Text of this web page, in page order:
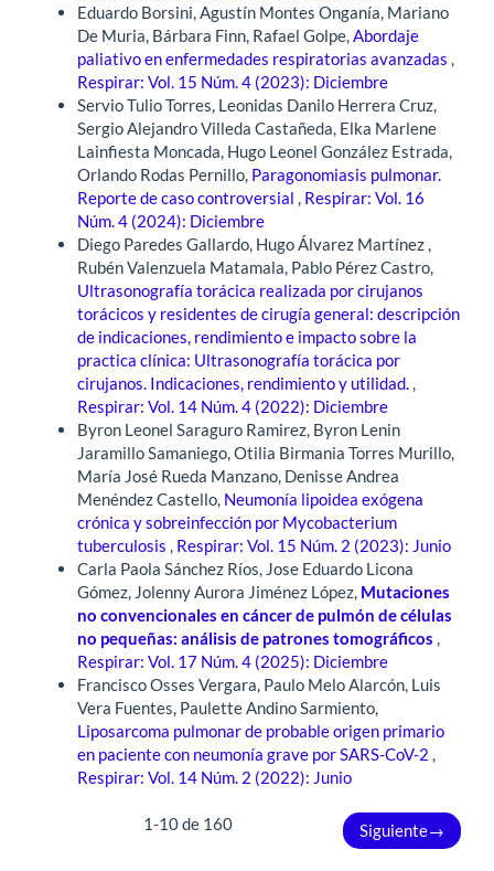
Eduardo Borsini, Agustín Montes Onganía, Mariano
De Muria, Bárbara Finn, Rafael Golpe,Abordaje
paliativo en enfermedades respiratorias avanzadas ,
Respirar: Vol. 15 Núm. 4 (2023): Diciembre
Servio Tulio Torres, Leonidas Danilo Herrera Cruz,
Sergio Alejandro Villeda Castañeda, Elka Marlene
Lainfiesta Moncada, Hugo Leonel González Estrada,
Orlando Rodas Pernillo, Paragonomiasis pulmonar.
Reporte de caso controversial , Respirar: Vol. 16
Núm. 4 (2024): Diciembre
Diego Paredes Gallardo, Hugo Álvarez Martínez ,
Rubén Valenzuela Matamala, Pablo Pérez Castro,
Ultrasonografía torácica realizada por cirujanos
torácicos y residentes de cirugía general: descripción
de indicaciones, rendimiento e impacto sobre la
practica clínica: Ultrasonografía torácica por
cirujanos. Indicaciones, rendimiento y utilidad.,
Respirar: Vol. 14 Núm. 4 (2022): Diciembre
Byron Leonel Saraguro Ramirez, Byron Lenin
Jaramillo Samaniego, Otilia Birmania Torres Murillo,
María José Rueda Manzano, Denisse Andrea
Menéndez Castello, Neumonía lipoidea exógena
crónica y sobreinfección por Mycobacterium
tuberculosis , Respirar: Vol. 15 Núm. 2 (2023): Junio
Carla Paola Sánchez Ríos, Jose Eduardo Licona
Gómez, Jolenny Aurora Jiménez López, Mutaciones
no convencionales en cáncer de pulmón de células
no pequeñas: análisis de patrones tomográficos ,
Respirar: Vol. 17 Núm. 4 (2025): Diciembre
Francisco Osses Vergara, Paulo Melo Alarcón, Luis
Vera Fuentes, Paulette Andino Sarmiento,
Liposarcoma pulmonar de probable origen primario
en paciente con neumonía grave por SARS-CoV-2 ,
Respirar: Vol. 14 Núm. 2 (2022): Junio
1-10 de 160 Siguiente→